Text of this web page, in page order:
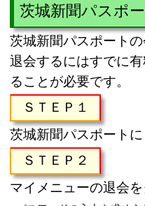
茨城新聞パスポ
茨城新聞パスポート
退会するにはすでに
ることが必要です。
ＳＴＥＰ１
茨城新聞パスポート
ＳＴＥＰ２
マイメニューの退会